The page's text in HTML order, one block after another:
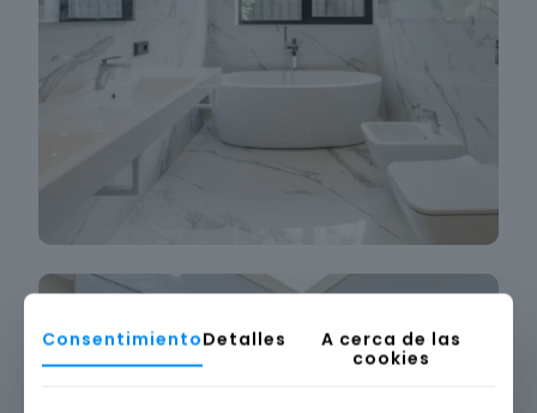
ConsentimientoDetalles
A cerca de las
cookies